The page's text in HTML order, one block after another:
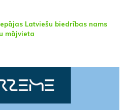
Latviešu biedrības nams
mājvieta